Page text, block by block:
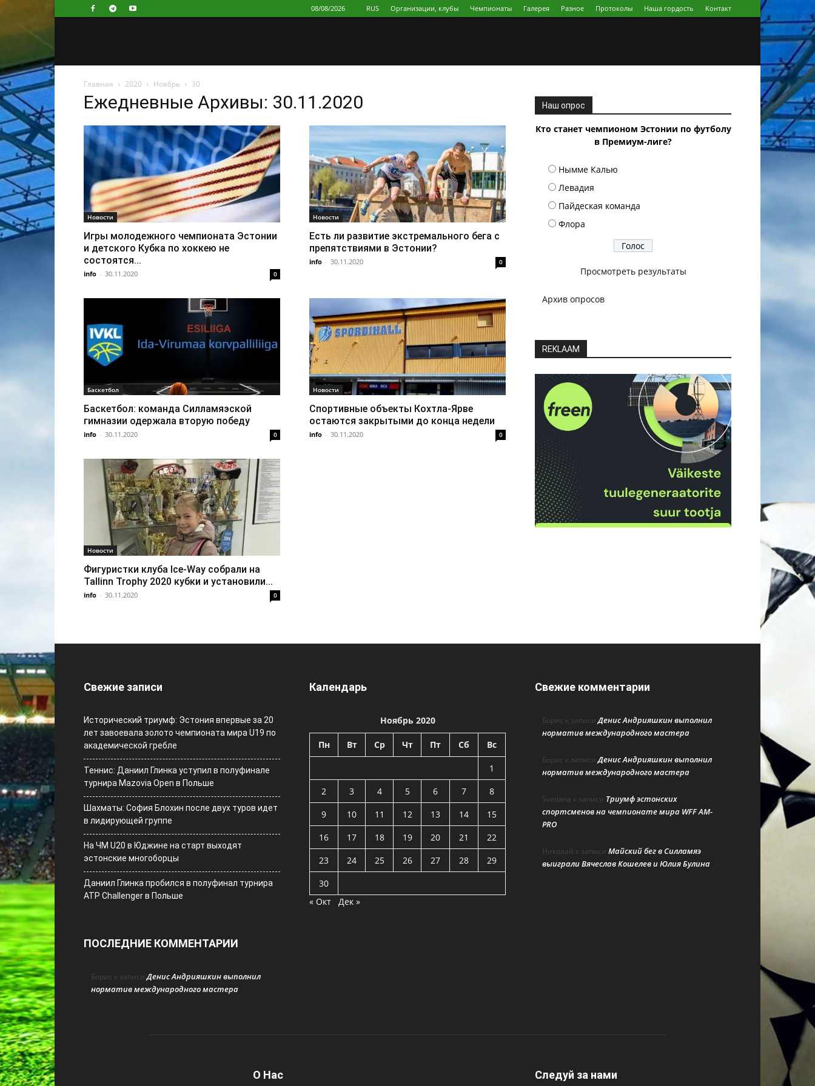
08/08/2026 RUS Организации, клубы Чемпионаты Галерея Разное Протоколы Наша гордость Koнтакт
Главная 2020 Ноябрь 30
Ежедневные Архивы: 30.11.2020
Новости
Игры молодежного чемпионата Эстонии
и детского Кубка по хоккею не
состоятся...
info - 30.11.2020 0
Новости
Есть ли развитие экстремального бега с
препятствиями в Эстонии?
info - 30.11.2020 0
Бaскетбол
Баскетбол: команда Силламяэской
гимназии одержала вторую победу
info - 30.11.2020 0
Новости
Спортивные объекты Кохтла-Ярве
остаются закрытыми до конца недели
info - 30.11.2020 0
Новости
Фигуристки клуба Ice-Way собрали на
Tallinn Trophy 2020 кубки и установили...
info - 30.11.2020 0
Наш опрос
Кто станет чемпионом Эстонии по футболу
в Премиум-лиге?
Нымме Калью
Левадия
Пайдеская команда
Флора
Просмотреть результаты
Архив опросов
REKLAAM
Свежие записи
Исторический триумф: Эстония впервые за 20
лет завоевала золото чемпионата мира U19 по
академической гребле
Теннис: Даниил Глинка уступил в полуфинале
турнира Mazovia Open в Польше
Шахматы: София Блохин после двух туров идет
в лидирующей группе
На ЧМ U20 в Юджине на старт выходят
эстонские многоборцы
Даниил Глинка пробился в полуфинал турнира
ATP Challenger в Польше
ПОСЛЕДНИЕ КОММЕНТАРИИ
Борис к записиДенис Андрияшкин выполнил
норматив международного мастера
Календарь
Ноябрь 2020
Пн Вт Ср Чт Пт Сб Вс
1
2
3 4 5 6 7
8
9
10 11 12 13 14
15
16
17 18 19 20 21
22
23
24 25 26 27 28
29
30
« Окт
Дек »
Свежие комментарии
Борис к записиДенис Андрияшкин выполнил
норматив международного мастера
Борис к записиДенис Андрияшкин выполнил
норматив международного мастера
Svetlana к записи Триумф эстонских
спортсменов на чемпионате мира WFF AM-
PRO
Николай к записи Майский бег в Силламяэ
выиграли Вячеслав Кошелев и Юлия Булина
О Нас Cледуй за нами